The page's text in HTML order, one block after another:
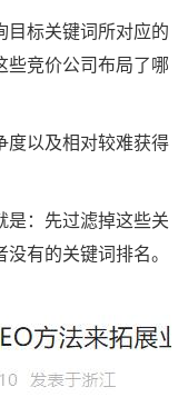
标关键词所对应的
些竞价公司布局了哪
以及相对较难获得
：先过滤掉这些关
有的关键词排名。